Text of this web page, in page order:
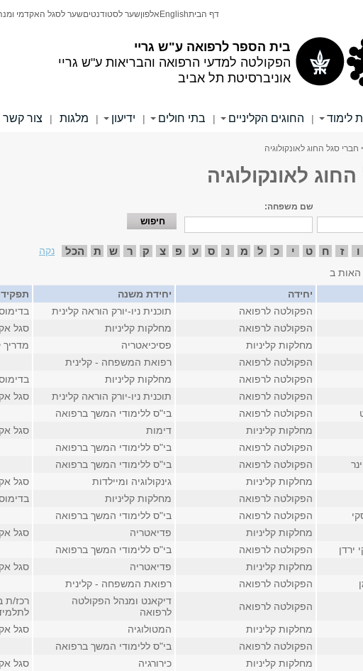
בית הספר לרפואה ע"ש גריי
הפקולטה למדעי הרפואה והבריאות ע"ש גריי
אוניברסיטת תל אביב
דף הביתEnglish אלפוןשער לסטודנטיםשער לסגל האקדמי
לימוד | החוגים הקליניים | בתי חולים | ידיעון | מלגות | צור קשר
חברי סגל החוג לאונקולוגיה
לאונקולוגיה
שם משפחה:
ו ז ח ט י כ ל מ נ ס ע פ צ ק ר ש ת הכל
נקה
האות ב
יחידה יחידת משנה תפקיד
הפקולטה לרפואה תוכנית ניו-יורק הוראה קלינית
הפקולטה לרפואה
מחלקות קליניות סגל
מחלקות קליניות פסיכיאטריה מדריך
הפקולטה לרפואה
רפואת המשפחה - קלינית
הפקולטה לרפואה מחלקות קליניות
הפקולטה לרפואה
תוכנית ניו-יורק הוראה קלינית סגל
הפקולטה לרפואה
בי"ס ללימודי המשך ברפואה
מחלקות קליניות
דימות
סגל
הפקולטה לרפואה
בי"ס ללימודי המשך ברפואה
הפקולטה לרפואה בי"ס ללימודי המשך ברפואה
מחלקות קליניות
גינקולוגיה ומיילדות סגל
הפקולטה לרפואה מחלקות קליניות
הפקולטה לרפואה
בי"ס ללימודי המשך ברפואה
מחלקות קליניות
פדיאטריה
סגל
ירדן
הפקולטה לרפואה
בי"ס ללימודי המשך ברפואה
מחלקות קליניות
פדיאטריה
סגל
הפקולטה לרפואה
רפואת המשפחה - קלינית
הפקולטה לרפואה
דיקאנט ומנהל הפקולטה
לרפואה
רכז/ת
מחלקות קליניות המטולוגיה סגל
הפקולטה לרפואה
בי"ס ללימודי המשך ברפואה
מחלקות קליניות כירורגיה סגל